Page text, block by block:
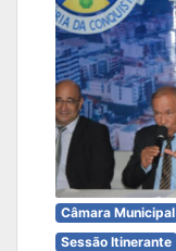
Câmara
Sessão Itinerante